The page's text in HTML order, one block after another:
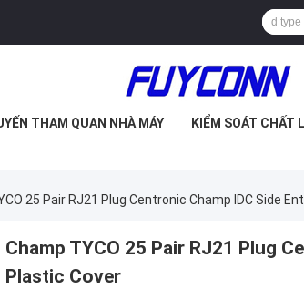
THAM QUAN NHÀ MÁY KIỂM SOÁT CHẤT
25 Pair RJ21 Plug Centronic Champ IDC Side
Champ TYCO 25 Pair RJ21 Plug
Plastic Cover